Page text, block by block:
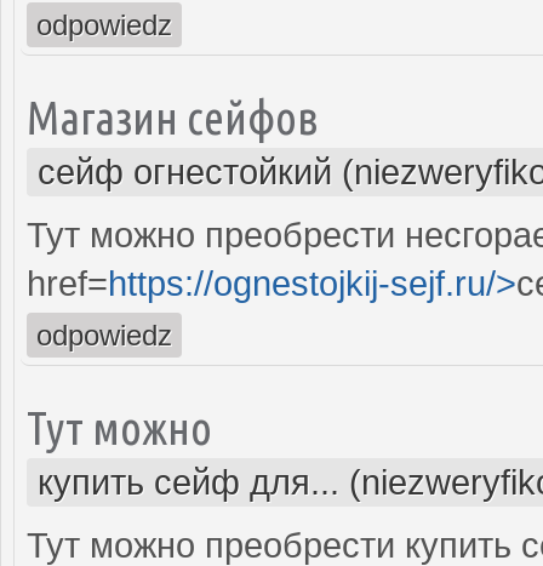
odpowiedz
Магазин сейфов
сейф огнестойкий
Тут можно преобрести
href=https://ognestojkij-sejf.ru/>
odpowiedz
Тут можно
купить сейф для...
Тут можно преобрести купить